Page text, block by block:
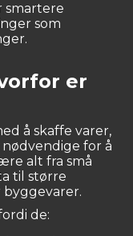
smartere
som
er
å skaffe varer,
for å
alt fra små
til større
byggevarer.
de: